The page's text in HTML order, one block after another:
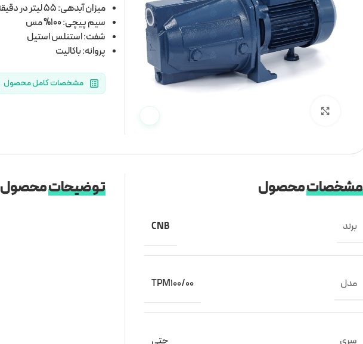
میزان آبدهی: 55 لیتر در دقیقه
سیم پیچی: 100% مس
شفت: استنلس استیل
پروانه: باکالیت
مشخصات کامل محصول
مشخصاتمحصول
برند CNB
مدل TPM100/00
سری
توضیحاتمحصول